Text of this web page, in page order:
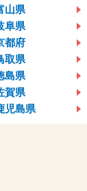
山県
阜県
都府
取県
島県
賀県
児島県